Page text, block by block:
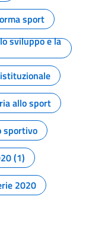
sport
sviluppo e la
allo sport
sportivo
(1)
2020